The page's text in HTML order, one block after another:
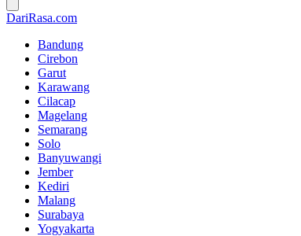
DariRasa.com
Bandung
Cirebon
Garut
Karawang
Cilacap
Magelang
Semarang
Solo
Banyuwangi
Jember
Kediri
Malang
Surabaya
Yogyakarta